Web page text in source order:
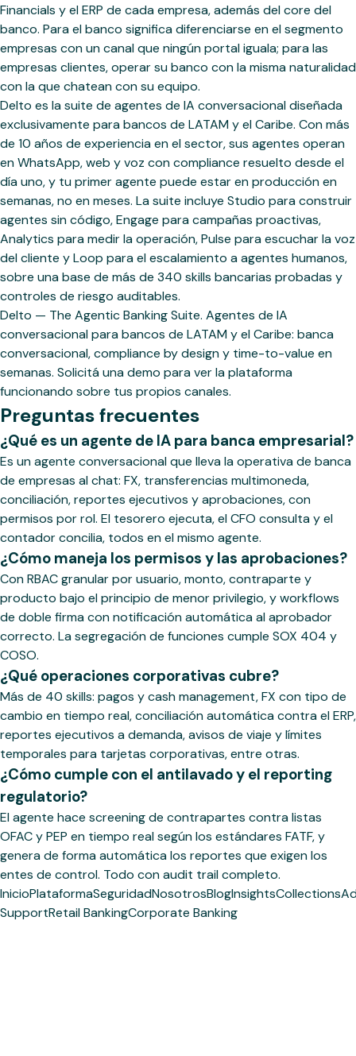
Financials y el ERP de cada empresa, además del core del
banco. Para el banco significa diferenciarse en el segmento
empresas con un canal que ningún portal iguala; para las
empresas clientes, operar su banco con la misma naturalidad
con la que chatean con su equipo.
Delto es la suite de agentes de IA conversacional diseñada
exclusivamente para bancos de LATAM y el Caribe. Con más
de 10 años de experiencia en el sector, sus agentes operan
en WhatsApp, web y voz con compliance resuelto desde el
día uno, y tu primer agente puede estar en producción en
semanas, no en meses. La suite incluye Studio para construir
agentes sin código, Engage para campañas proactivas,
Analytics para medir la operación, Pulse para escuchar la voz
del cliente y Loop para el escalamiento a agentes humanos,
sobre una base de más de 340 skills bancarias probadas y
controles de riesgo auditables.
Delto — The Agentic Banking Suite. Agentes de IA
conversacional para bancos de LATAM y el Caribe: banca
conversacional, compliance by design y time-to-value en
semanas. Solicitá una demo para ver la plataforma
funcionando sobre tus propios canales.
Preguntas frecuentes
¿Qué es un agente de IA para banca empresarial?
Es un agente conversacional que lleva la operativa de banca
de empresas al chat: FX, transferencias multimoneda,
conciliación, reportes ejecutivos y aprobaciones, con
permisos por rol. El tesorero ejecuta, el CFO consulta y el
contador concilia, todos en el mismo agente.
¿Cómo maneja los permisos y las aprobaciones?
Con RBAC granular por usuario, monto, contraparte y
producto bajo el principio de menor privilegio, y workflows
de doble firma con notificación automática al aprobador
correcto. La segregación de funciones cumple SOX 404 y
COSO.
¿Qué operaciones corporativas cubre?
Más de 40 skills: pagos y cash management, FX con tipo de
cambio en tiempo real, conciliación automática contra el ERP,
reportes ejecutivos a demanda, avisos de viaje y límites
temporales para tarjetas corporativas, entre otras.
¿Cómo cumple con el antilavado y el reporting
regulatorio?
El agente hace screening de contrapartes contra listas
OFAC y PEP en tiempo real según los estándares FATF, y
genera de forma automática los reportes que exigen los
entes de control. Todo con audit trail completo.
InicioPlataformaSeguridadNosotrosBlogInsightsCollections
SupportRetail BankingCorporate Banking